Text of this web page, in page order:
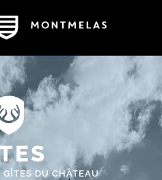
GÎTES DU CHÂTEAU